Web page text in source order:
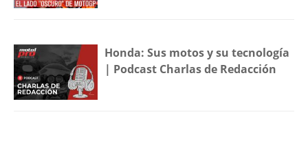
Honda: Sus motos y su tecnología
| Podcast Charlas de Redacción